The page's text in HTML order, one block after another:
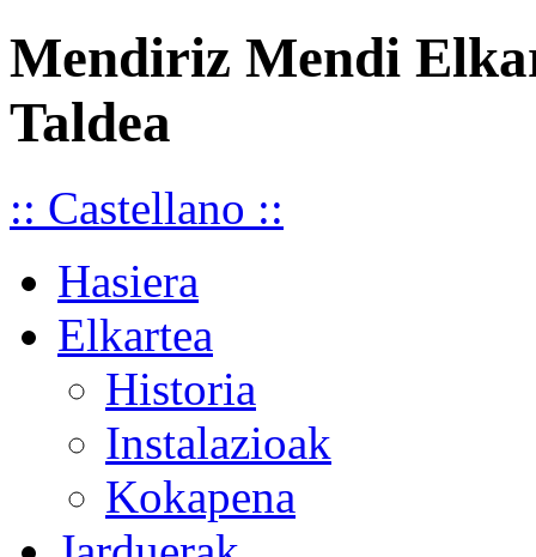
Mendiriz Mendi
Taldea
:: Castellano ::
Hasiera
Elkartea
Historia
Instalazioak
Kokapena